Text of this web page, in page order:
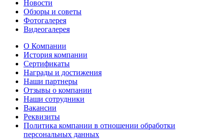
Новости
Обзоры и советы
Фотогалерея
Видеогалерея
О Компании
История компании
Сертификаты
Награды и достижения
Наши партнеры
Отзывы о компании
Наши сотрудники
Вакансии
Реквизиты
Политика компании в отношении обработки
персональных данных